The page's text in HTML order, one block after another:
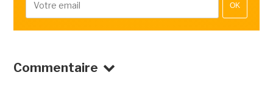
OK
Commentaire